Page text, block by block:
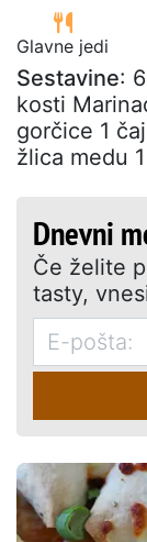
Glavne jedi
Sestavine:
kosti
gorčice 1
žlica medu
Dnevni
Če želite
tasty,